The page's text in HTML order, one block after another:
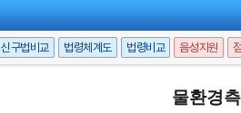
신구법비교 법령체계도 법령비교 음성지원
물환경